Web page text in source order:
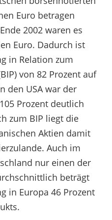
Euro betragen
2002 waren es
Euro. Dadurch ist
in Relation zum
von 82 Prozent auf
den USA war der
Prozent deutlich
zum BIP liegt die
Aktien damit
Auch im
nur einen der
beträgt
in Europa 46 Prozent